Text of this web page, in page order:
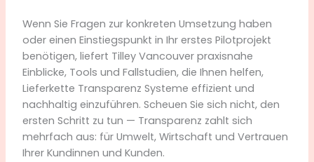
Wenn Sie Fragen zur konkreten Umsetzung haben
oder einen Einstiegspunkt in Ihr erstes Pilotprojekt
benötigen, liefert Tilley Vancouver praxisnahe
Einblicke, Tools und Fallstudien, die Ihnen helfen,
Lieferkette Transparenz Systeme effizient und
nachhaltig einzuführen. Scheuen Sie sich nicht, den
ersten Schritt zu tun — Transparenz zahlt sich
mehrfach aus: für Umwelt, Wirtschaft und Vertrauen
Ihrer Kundinnen und Kunden.